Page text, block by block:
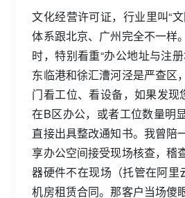
文化经营许可证，行业里叫“
体系跟北京、广州完全不一样
时，特别看重“办公地址与注
东临港和徐汇漕河泾是严查区
门看工位、看设备，如果发现
在B区办公，或者工位数量明
直接出具整改通知书。我曾陪
享办公空间接受现场核查，稽
器硬件不在现场（托管在阿里
机房租赁合同。那客户当场傻